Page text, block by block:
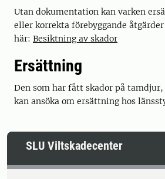
Utan dokumentation kan varken
eller korrekta förebyggande
här: Besiktning av skador
Ersättning
Den som har fått skador på
kan ansöka om ersättning hos
SLU Viltskadecenter